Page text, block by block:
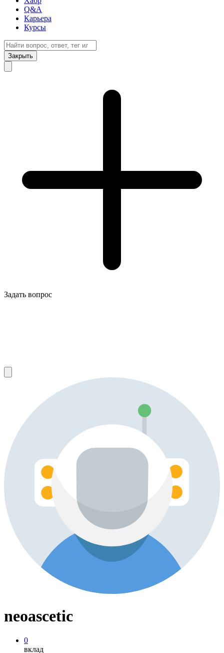
Q&A
Карьера
Курсы
Закрыть
Задать вопрос
neoascetic
0
вклад